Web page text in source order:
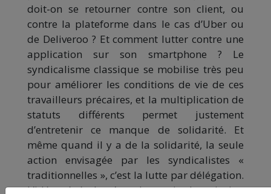
doit-on se retourner contre son client, ou
contre la plateforme dans le cas d’Uber ou
de Deliveroo ? Et comment lutter contre une
application sur son smartphone ? Le
syndicalisme classique se mobilise très peu
pour améliorer les conditions de vie de ces
travailleurs précaires, et la multiplication de
statuts différents permet justement
d’entretenir ce manque de solidarité. Et
même quand il y a de la solidarité, la seule
action envisagée par les syndicalistes «
traditionnelles », c’est la lutte par délégation.
L’idée générale, c’est de partir du principe